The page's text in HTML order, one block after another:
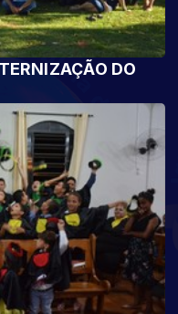
DO